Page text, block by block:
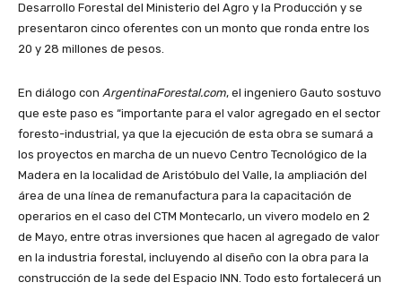
Desarrollo Forestal del Ministerio del Agro y la Producción y se
presentaron cinco oferentes con un monto que ronda entre los
20 y 28 millones de pesos.
En diálogo con ArgentinaForestal.com, el ingeniero Gauto sostuvo
que este paso es “importante para el valor agregado en el sector
foresto-industrial, ya que la ejecución de esta obra se sumará a
los proyectos en marcha de un nuevo Centro Tecnológico de la
Madera en la localidad de Aristóbulo del Valle, la ampliación del
área de una línea de remanufactura para la capacitación de
operarios en el caso del CTM Montecarlo, un vivero modelo en 2
de Mayo, entre otras inversiones que hacen al agregado de valor
en la industria forestal, incluyendo al diseño con la obra para la
construcción de la sede del Espacio INN. Todo esto fortalecerá un